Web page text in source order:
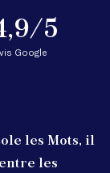
5
Google
les Mots, il
les